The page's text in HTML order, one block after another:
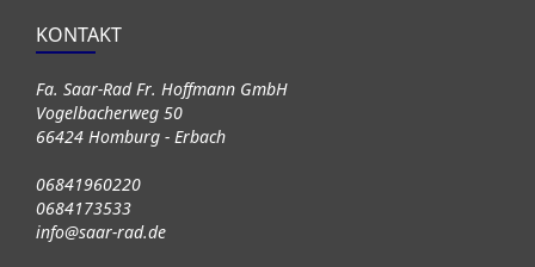
KONTAKT
Fa. Saar-Rad Fr. Hoffmann GmbH
Vogelbacherweg 50
66424 Homburg - Erbach
06841960220
0684173533
info@saar-rad.de